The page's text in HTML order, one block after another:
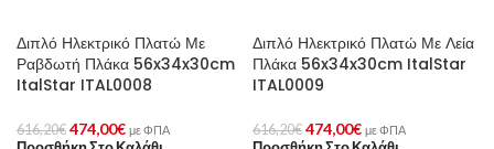
Διπλό Ηλεκτρικό Πλατώ Με
Ραβδωτή Πλάκα 56x34x30cm
ItalStar ITAL0008
616,20€ 474,00€ με ΦΠΑ
Διπλό Ηλεκτρικό Πλατώ Με Λεία
Πλάκα 56x34x30cm ItalStar
ITAL0009
616,20€ 474,00€ με ΦΠΑ